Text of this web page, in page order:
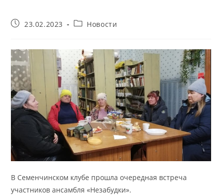
Запись23.02.2023
Рубрика
Новости
В Семенчинском клубе прошла очередная встреча
участников ансамбля «Незабудки».